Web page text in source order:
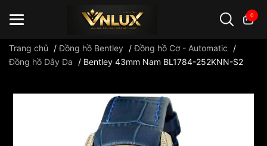
0
Trang chủ /Đồng hồ Bentley /Đồng hồ Cơ - Automatic
/
Đồng hồ Dây Da
/ Bentley 43mm Nam BL1784-252KNN-S2